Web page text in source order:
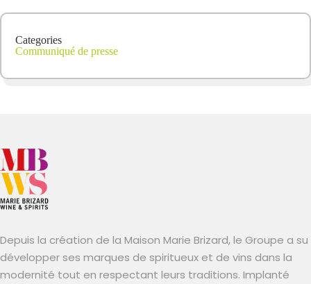
Categories
Communiqué de presse
Depuis la création de la Maison Marie Brizard, le Groupe a su
développer ses marques de spiritueux et de vins dans la
modernité tout en respectant leurs traditions. Implanté